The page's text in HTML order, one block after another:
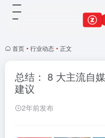
首页 • 行业动态 • 正文
总结： 8 大主流自
建议
2年前发布